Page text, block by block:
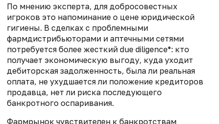
По мнению эксперта, для добросовестных
игроков это напоминание о цене юридической
гигиены. В сделках с проблемными
фармдистрибьюторами и аптечными сетями
потребуется более жесткий due diligence*: кто
получает экономическую выгоду, куда уходит
дебиторская задолженность, была ли реальная
оплата, не ухудшается ли положение кредиторов
продавца, нет ли риска последующего
банкротного оспаривания.
Фармрынок чувствителен к банкротствам